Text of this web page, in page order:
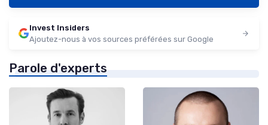
Invest Insiders
Ajoutez-nous à vos sources préférées sur Google
Parole d'experts